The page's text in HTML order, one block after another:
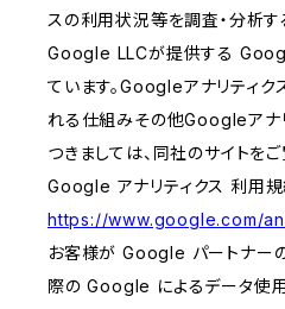
スの利用状況等を調査・分析す
Google LLCが提供する
ています。Googleアナリティク
れる仕組みその他Googleアナ
つきましては、同社のサイトをご
Google アナリティクス 利用規
https://www.google.com/
お客様が Google パートナー
際の Google によるデータ使用